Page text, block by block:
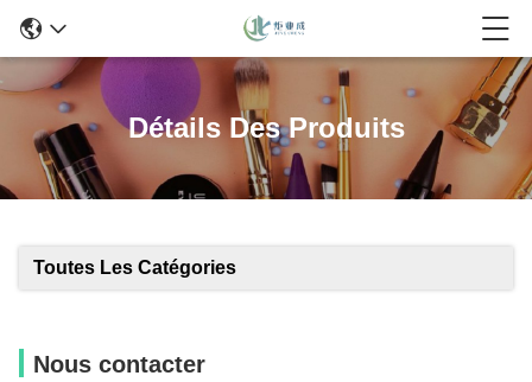
Détails Des Produits
Toutes Les Catégories
Nous contacter